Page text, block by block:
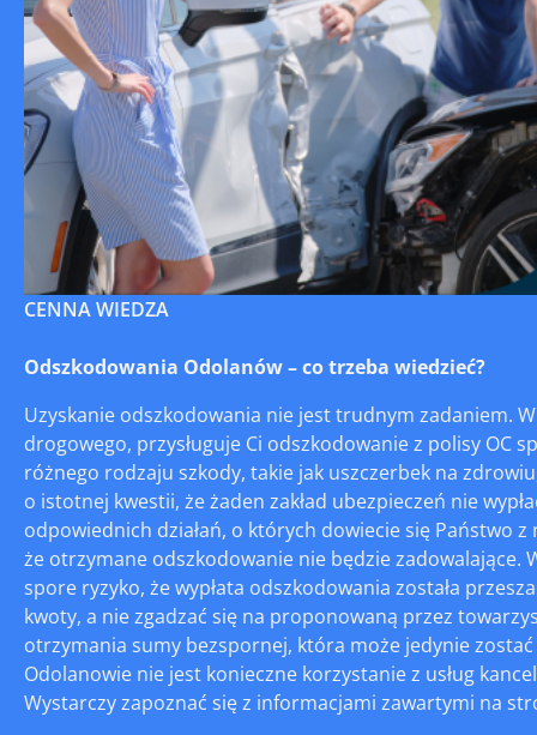
CENNA WIEDZA
Odszkodowania Odolanów – co trzeba wiedzieć?
Uzyskanie odszkodowania nie jest trudnym zadaniem.
drogowego, przysługuje Ci odszkodowanie z polisy OC
różnego rodzaju szkody, takie jak uszczerbek na
o istotnej kwestii, że żaden zakład ubezpieczeń nie
odpowiednich działań, o których dowiecie się Państwo
że otrzymane odszkodowanie nie będzie zadowalające.
spore ryzyko, że wypłata odszkodowania została
kwoty, a nie zgadzać się na proponowaną przez
otrzymania sumy bezspornej, która może jedynie
Odolanowie nie jest konieczne korzystanie z usług
Wystarczy zapoznać się z informacjami zawartymi na